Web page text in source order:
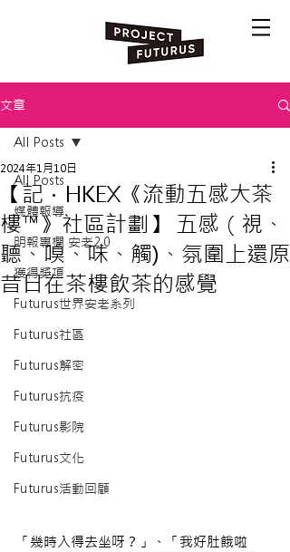
文章
All Posts
媒體報導
明報專欄 安老2.0
獲得獎項
Futurus世界安老系列
Futurus社區
Futurus解密
Futurus抗疫
Futurus影院
Futurus文化
Futurus活動回顧
All Posts
【記．HKEX《流動五感大茶
樓™》社區計劃】 五感（視、
聽、嗅、味、觸)、氛圍上還原
昔日在茶樓飲茶的感覺
2024年1月10日
「幾時入得去坐呀？」、「我好肚餓啦